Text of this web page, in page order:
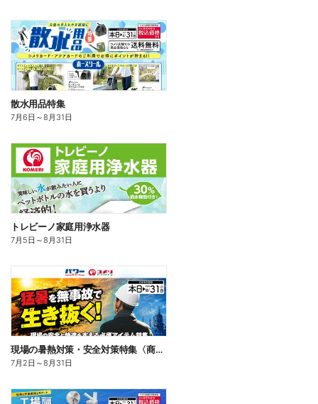
散水用品特集
7月6日 ～8月31日
トレビーノ家庭用浄水器
7月5日 ～8月31日
現場の暑熱対策・安全対策特集〈商品一例〉
7月2日 ～8月31日